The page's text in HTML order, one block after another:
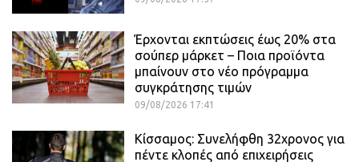
Έρχονται εκπτώσεις έως 20% στα
σούπερ μάρκετ – Ποια προϊόντα
μπαίνουν στο νέο πρόγραμμα
συγκράτησης τιμών
09/08/2026 17:41
Κίσσαμος: Συνελήφθη 32χρονος για
πέντε κλοπές από επιχειρήσεις